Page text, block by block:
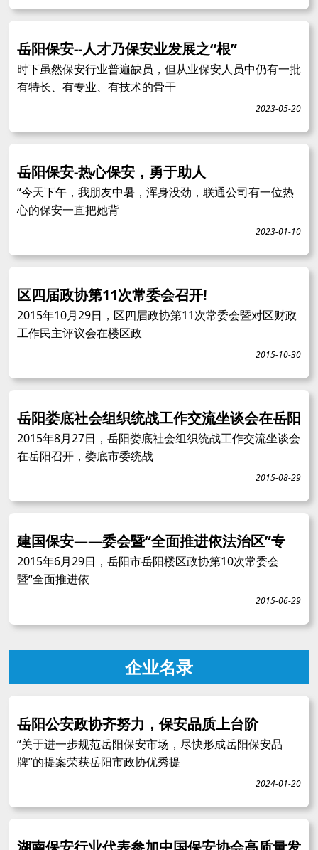
岳阳保安--人才乃保安业发展之“根”
时下虽然保安行业普遍缺员，但从业保安人员中仍有一批
有特长、有专业、有技术的骨干
2023-05-20
岳阳保安-热心保安，勇于助人
“今天下午，我朋友中暑，浑身没劲，联通公司有一位热
心的保安一直把她背
2023-01-10
区四届政协第11次常委会召开!
2015年10月29日，区四届政协第11次常委会暨对区财政
工作民主评议会在楼区政
2015-10-30
岳阳娄底社会组织统战工作交流坐谈会在岳阳
2015年8月27日，岳阳娄底社会组织统战工作交流坐谈会
在岳阳召开，娄底市委统战
2015-08-29
建国保安——委会暨“全面推进依法治区”专
2015年6月29日，岳阳市岳阳楼区政协第10次常委会
暨“全面推进依
2015-06-29
企业名录
岳阳公安政协齐努力，保安品质上台阶
“关于进一步规范岳阳保安市场，尽快形成岳阳保安品
牌”的提案荣获岳阳市政协优秀提
2024-01-20